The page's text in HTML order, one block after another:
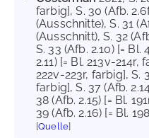
farbig], S. 30 (Afb.
(Ausschnitte), S. 31
(Ausschnitt), S. 32
S. 33 (Afb. 2.10) [=
2.11) [= Bl. 213v-214r,
222v-223r, farbig], S.
farbig], S. 37 (Afb.
38 (Afb. 2.15) [= Bl.
39 (Afb. 2.16) [= Bl.
[Quelle]